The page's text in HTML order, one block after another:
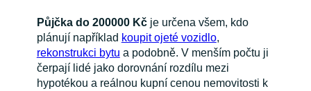
Půjčka do 200000 Kčje určena všem, kdo
plánují například koupit ojeté vozidlo,
rekonstrukci bytu a podobně. V menším počtu ji
čerpají lidé jako dorovnání rozdílu mezi
hypotékou a reálnou kupní cenou nemovitosti k